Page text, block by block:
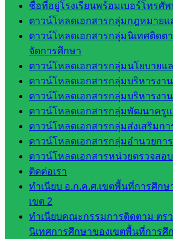
ชื่อที่อยู่โรงเรียนพร้อมเบอร์โทรศั
ดาวน์โหลดเอกสารกลุ่มกฎหมายแ
ดาวน์โหลดเอกสารกลุ่มนิเทศติดต
จัดการศึกษา
ดาวน์โหลดเอกสารกลุ่มนโยบายแ
ดาวน์โหลดเอกสารกลุ่มบริหารงา
ดาวน์โหลดเอกสารกลุ่มบริหารงา
ดาวน์โหลดเอกสารกลุ่มพัฒนาครู
ดาวน์โหลดเอกสารกลุ่มส่งเสริมก
ดาวน์โหลดเอกสารกลุ่มอำนวยการ
ดาวน์โหลดเอกสารหน่วยตรวจสอ
ติดต่อเรา
ทำเนียบ อ.ก.ค.ศ.เขตพื้นที่การศึก
เขต 2
ทำเนียบคณะกรรมการติดตาม ตร
นิเทศการศึกษาของเขตพื้นที่การศึ
เว็บไซต์
หลักสูตร
ต้าน
ทุจริต
ห้อง
นิเทศ
ศน.นิพนธ์
พรมพิไล
ห้อง
นิเทศ
ศน.ชยา
ธิศ/
ศน.อัญชลี
ห้อง
นิเทศ